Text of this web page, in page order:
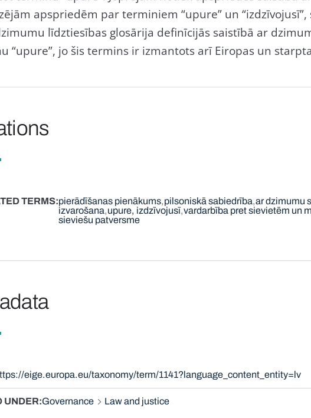
apspriedēm par terminiem “upure” un
līdztiesības glosārija definīcijās saistībā ar
“upure”, jo šis termins ir izmantots arī Eiropas un
TERMS pierādīšanas pienākums pilsoniskā sabiedrība ar dzimumu
izvarošana upure, izdzīvojusī vardarbība pret sievietēm un
sieviešu patversme
eige.europa.eu/taxonomy/term/1141?language_content_entity=lv
UNDER Governance Law and justice